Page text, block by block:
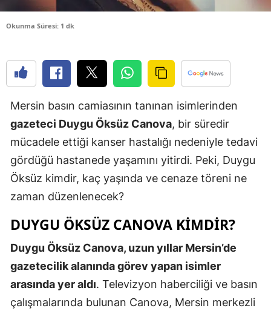
Van
Yozgat
Zonguldak
Aksaray
Bayburt
Kırıkkale
Batman
Bartın
Okunma Süresi: 1 dk
Mersin basın camiasının tanınan isimlerinden
gazeteci Duygu Öksüz Canova, bir süredir
mücadele ettiği kanser hastalığı nedeniyle tedavi
gördüğü hastanede yaşamını yitirdi. Peki, Duygu
Öksüz kimdir, kaç yaşında ve cenaze töreni ne
zaman düzenlenecek?
DUYGU ÖKSÜZ CANOVA KIMDIR?
Duygu Öksüz Canova, uzun yıllar Mersin’de
gazetecilik alanında görev yapan isimler
arasında yer aldı. Televizyon haberciliği ve basın
çalışmalarında bulunan Canova, Mersin merkezli